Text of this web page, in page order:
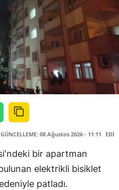
GÜNCELLEME: 08 Ağustos 2026 - 11:11
bir apartman
elektrikli bisiklet
patladı.